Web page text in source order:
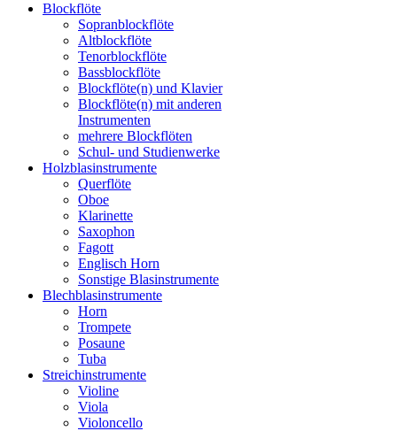
Blockflöte
Sopranblockflöte
Altblockflöte
Tenorblockflöte
Bassblockflöte
Blockflöte(n) und Klavier
Blockflöte(n) mit anderen
Instrumenten
mehrere Blockflöten
Schul- und Studienwerke
Holzblasinstrumente
Querflöte
Oboe
Klarinette
Saxophon
Fagott
Englisch Horn
Sonstige Blasinstrumente
Blechblasinstrumente
Horn
Trompete
Posaune
Tuba
Streichinstrumente
Violine
Viola
Violoncello